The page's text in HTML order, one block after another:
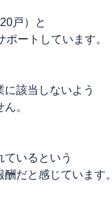
戸）と
ートしています。
該当しないよう
。
ているという
だと感じています。